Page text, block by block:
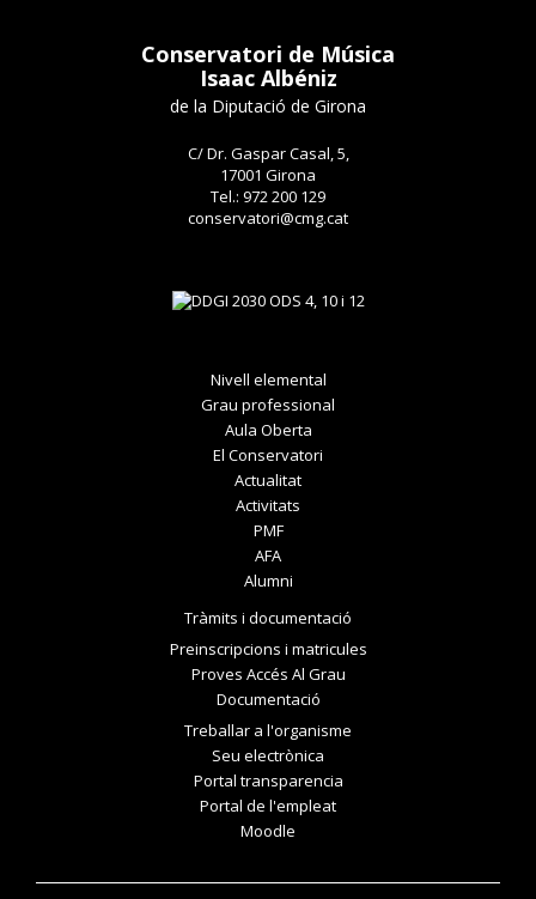
Conservatori de Música
Isaac Albéniz
de la Diputació de Girona
C/ Dr. Gaspar Casal, 5,
17001 Girona
Tel.: 972 200 129
conservatori@cmg.cat
Nivell elemental
Grau professional
Aula Oberta
El Conservatori
Actualitat
Activitats
PMF
AFA
Alumni
Tràmits i documentació
Preinscripcions i matricules
Proves Accés Al Grau
Documentació
Treballar a l'organisme
Seu electrònica
Portal transparencia
Portal de l'empleat
Moodle